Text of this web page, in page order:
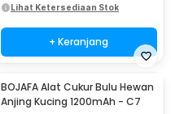
Lihat Ketersediaan Stok
+ Keranjang
BOJAFA Alat Cukur Bulu Hewan
Anjing Kucing 1200mAh - C7